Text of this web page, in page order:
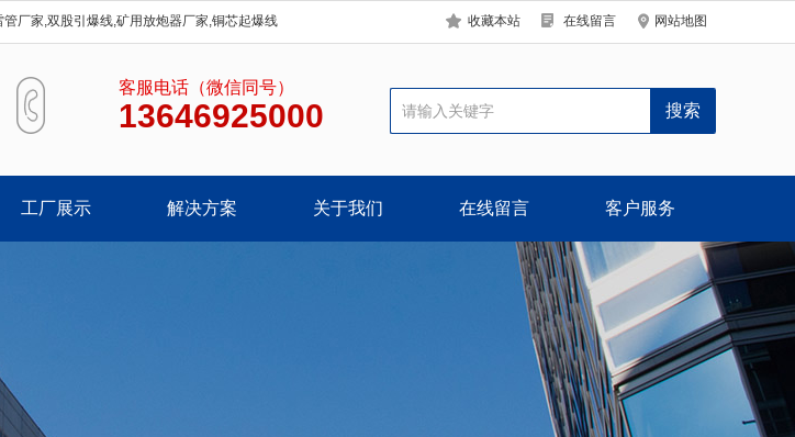
厂家,双股引爆线,矿用放炮器厂家,铜芯起爆线 收藏本站 在线留言 网站地图
客服电话（微信同号）
13646925000
工厂展示 解决方案 关于我们 在线留言 客户服务